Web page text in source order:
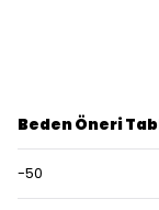
Beden Öneri
-50